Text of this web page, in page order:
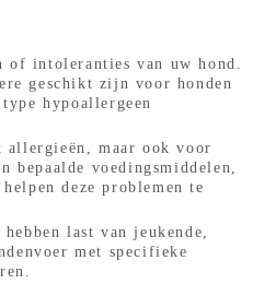
intoleranties van uw hond.
geschikt zijn voor honden
hypoallergeen
allergieën, maar ook voor
bepaalde voedingsmiddelen,
deze problemen te
last van jeukende,
met specifieke